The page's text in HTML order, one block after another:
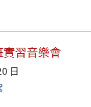
習音樂會
日